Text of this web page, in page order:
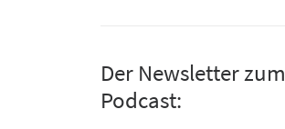
Der Newsletter zum
Podcast: